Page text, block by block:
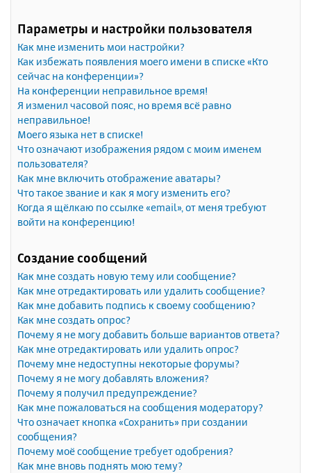
Параметры и настройки пользователя
Как мне изменить мои настройки?
Как избежать появления моего имени в списке «Кто
сейчас на конференции»?
На конференции неправильное время!
Я изменил часовой пояс, но время всё равно
неправильное!
Моего языка нет в списке!
Что означают изображения рядом с моим именем
пользователя?
Как мне включить отображение аватары?
Что такое звание и как я могу изменить его?
Когда я щёлкаю по ссылке «email», от меня требуют
войти на конференцию!
Создание сообщений
Как мне создать новую тему или сообщение?
Как мне отредактировать или удалить сообщение?
Как мне добавить подпись к своему сообщению?
Как мне создать опрос?
Почему я не могу добавить больше вариантов ответа?
Как мне отредактировать или удалить опрос?
Почему мне недоступны некоторые форумы?
Почему я не могу добавлять вложения?
Почему я получил предупреждение?
Как мне пожаловаться на сообщения модератору?
Что означает кнопка «Сохранить» при создании
сообщения?
Почему моё сообщение требует одобрения?
Как мне вновь поднять мою тему?